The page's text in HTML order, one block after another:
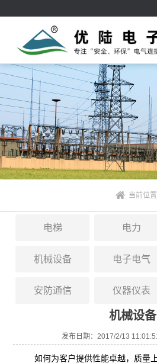
当前位置
电梯 电力
机械设备 电子电气
安防通信 仪器仪表
机械设备
发布日期：2017/2/13
如何为客户提供性能卓越，质量上